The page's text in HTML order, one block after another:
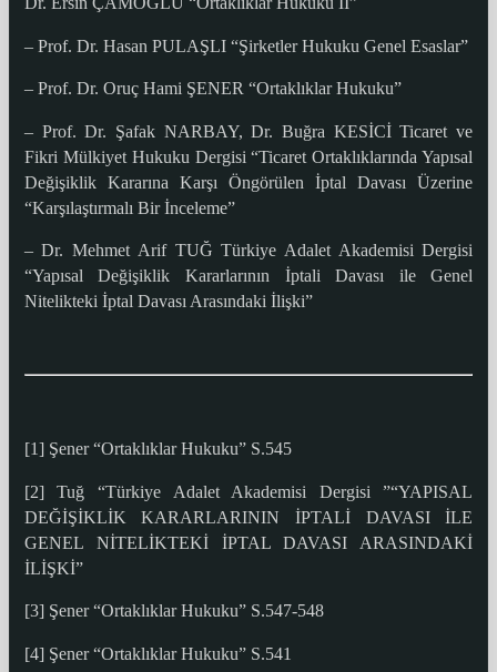
– Prof. Dr. Hasan PULAŞLI “Şirketler Hukuku Genel Esaslar”
– Prof. Dr. Oruç Hami ŞENER “Ortaklıklar Hukuku”
– Prof. Dr. Şafak NARBAY, Dr. Buğra KESİCİ Ticaret ve
Fikri Mülkiyet Hukuku Dergisi “Ticaret Ortaklıklarında Yapısal
Değişiklik Kararına Karşı Öngörülen İptal Davası Üzerine
“Karşılaştırmalı Bir İnceleme”
– Dr. Mehmet Arif TUĞ Türkiye Adalet Akademisi Dergisi
“Yapısal Değişiklik Kararlarının İptali Davası ile Genel
Nitelikteki İptal Davası Arasındaki İlişki”
[1] Şener “Ortaklıklar Hukuku” S.545
[2] Tuğ “Türkiye Adalet Akademisi Dergisi ”“YAPISAL
DEĞİŞİKLİK KARARLARININ İPTALİ DAVASI İLE
GENEL NİTELİKTEKİ İPTAL DAVASI ARASINDAKİ
İLİŞKİ”
[3] Şener “Ortaklıklar Hukuku” S.547-548
[4] Şener “Ortaklıklar Hukuku” S.541